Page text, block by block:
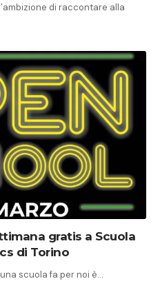
di raccontare alla
gratis a Scuola
di Torino
scuola fa per noi è…